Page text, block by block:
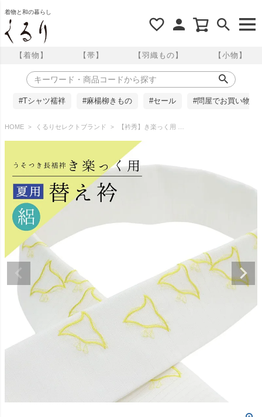
着物と和の暮らし
【着物】 【帯】 【羽織もの】 【小物】
#Tシャツ襦袢 #麻楊柳きもの #セール #問屋でお買い物
HOME くるりセレクトブランド 【衿秀】き楽っく用 替え衿 絽 千鳥刺繍 白